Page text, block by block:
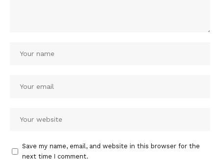
Save my name, email, and website in this browser for the
next time I comment.